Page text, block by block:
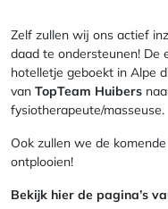
Zelf zullen wij ons actief
daad te ondersteunen! De
hotelletje geboekt in Alpe
van TopTeam Huibers
fysiotherapeute/masseuse.
Ook zullen we de
ontplooien!
Bekijk hier de pagina’s